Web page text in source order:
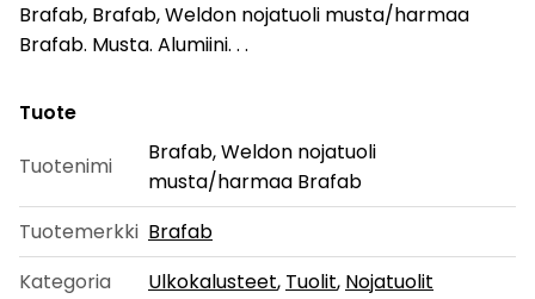
Brafab, Brafab, Weldon nojatuoli musta/harmaa
Brafab. Musta. Alumiini. . .
Tuote
Tuotenimi
Brafab, Weldon nojatuoli
musta/harmaa Brafab
Tuotemerkki Brafab
Kategoria
Ulkokalusteet, Tuolit, Nojatuolit